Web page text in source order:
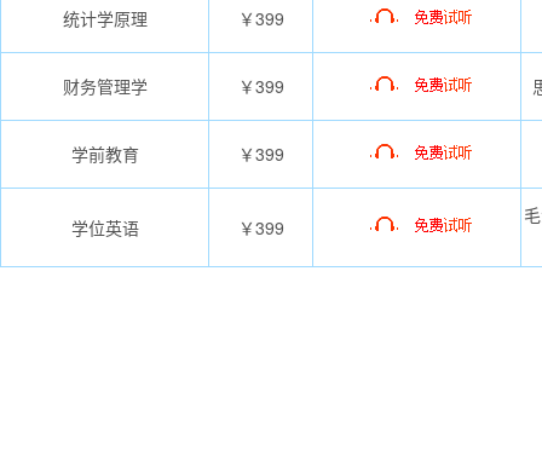
统计学原理 ￥399
财务管理学 ￥399
学前教育 ￥399
学位英语 ￥399